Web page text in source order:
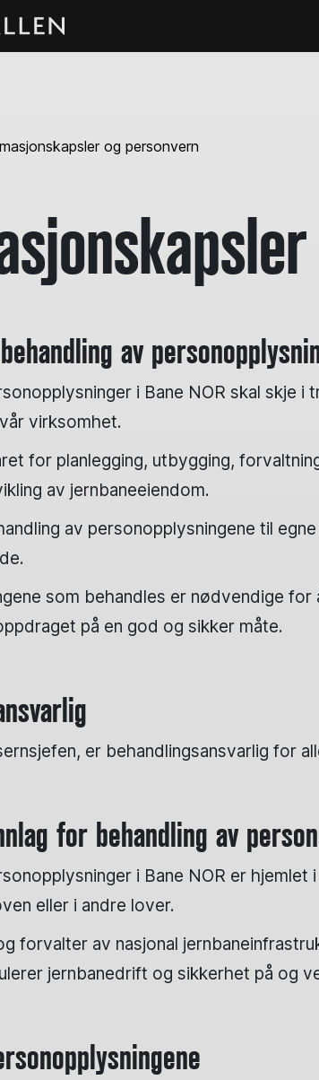
og personvern
av
i Bane NOR skal skje
virksomhet.
for planlegging, utbygging,
av jernbaneeiendom.
av personopplysningene til
som behandles er nødvendige
på en god og sikker måte.
er behandlingsansvarlig for
for behandling av
i Bane NOR er
eller i andre lover.
forvalter av nasjonal
jernbanedrift og sikkerhet på og